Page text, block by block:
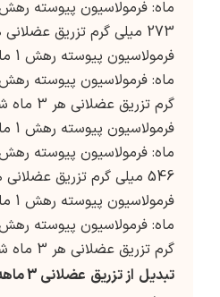
273 میلی گرم تزریق عضلانی هر 3 ماه شروع کنید.
گرم تزریق عضلانی هر 3 ماه شروع کنید.
546 میلی گرم تزریق عضلانی هر 3 ماه شروع کنید.
گرم تزریق عضلانی هر 3 ماه شروع کنید.
تبدیل از تزریق عضلانی 3 ماهه